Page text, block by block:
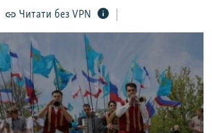
Читати без VPN